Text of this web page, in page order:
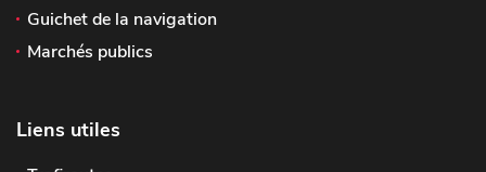
Guichet de la navigation
Marchés publics
Liens utiles